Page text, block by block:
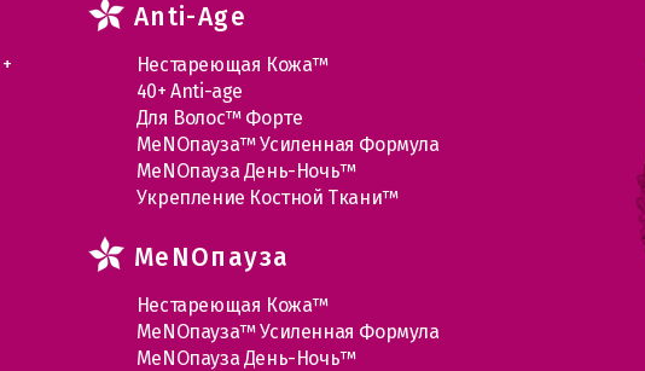
Anti-Age
Нестареющая Кожа™
40+ Anti-age
Для Волос™ Форте
МеNOпауза™ Усиленная Формула
МеNOпауза День-Ночь™
Укрепление Костной Ткани™
MеNOпауза
Нестареющая Кожа™
МеNOпауза™ Усиленная Формула
МеNOпауза День-Ночь™